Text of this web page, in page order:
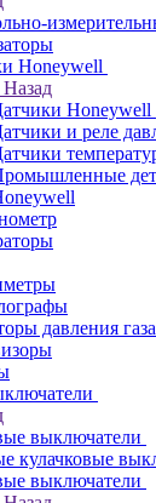
Honeywell
Назад
Honeywell
и реле
давления
выключатели
кулачковые
выключатели